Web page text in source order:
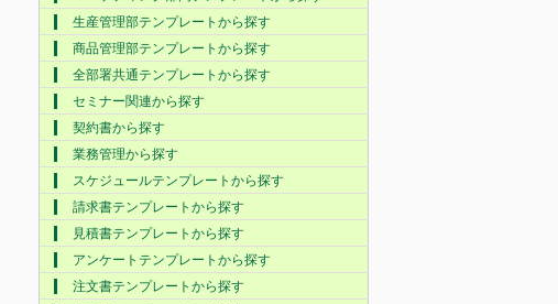
生産管理部テンプレートから探す
商品管理部テンプレートから探す
全部署共通テンプレートから探す
セミナー関連から探す
契約書から探す
業務管理から探す
スケジュールテンプレートから探す
請求書テンプレートから探す
見積書テンプレートから探す
アンケートテンプレートから探す
注文書テンプレートから探す